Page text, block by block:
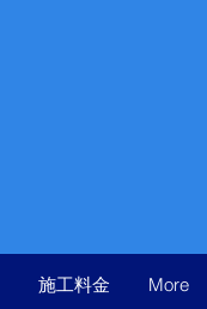
施工料金 More